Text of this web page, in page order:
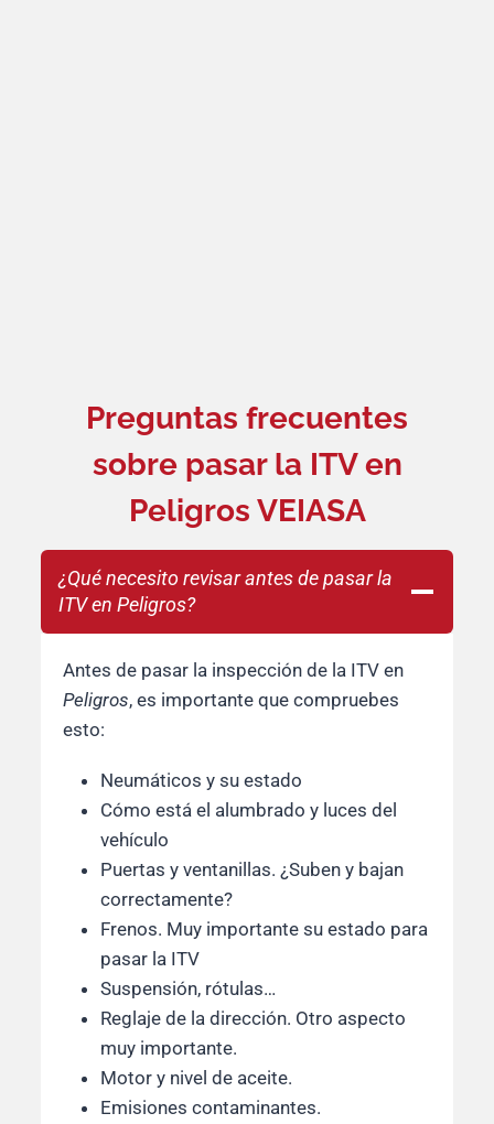
Preguntas frecuentes
sobre pasar la ITV en
Peligros VEIASA
¿Qué necesito revisar antes de pasar la
ITV en Peligros?
Antes de pasar la inspección de la ITV en
Peligros, es importante que compruebes
esto:
Neumáticos y su estado
Cómo está el alumbrado y luces del
vehículo
Puertas y ventanillas. ¿Suben y bajan
correctamente?
Frenos. Muy importante su estado para
pasar la ITV
Suspensión, rótulas…
Reglaje de la dirección. Otro aspecto
muy importante.
Motor y nivel de aceite.
Emisiones contaminantes.